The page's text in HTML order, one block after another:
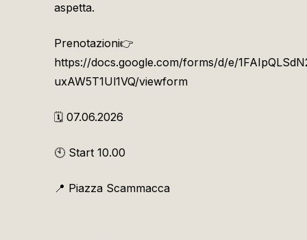
aspetta.
Prenotazioni👉
https://docs.google.com/forms/d/e/
uxAW5T1Ul1VQ/viewform
🗓️ 07.06.2026
🕙 Start 10.00
📍 Piazza Scammacca